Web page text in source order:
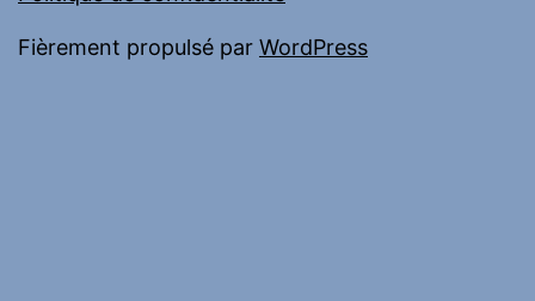
Fièrement propulsé par WordPress